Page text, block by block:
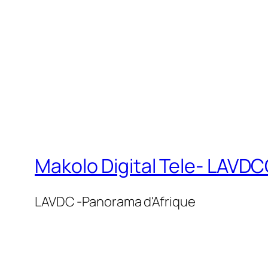
Makolo Digital Tele-
LAVDC -Panorama d'Afrique